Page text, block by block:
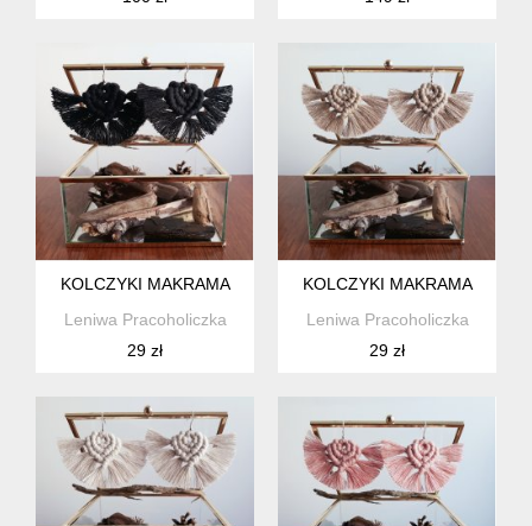
KOLCZYKI MAKRAMA
Leniwa Pracoholiczka
29 zł
KOLCZYKI MAKRAMA
Leniwa Pracoholiczka
29 zł